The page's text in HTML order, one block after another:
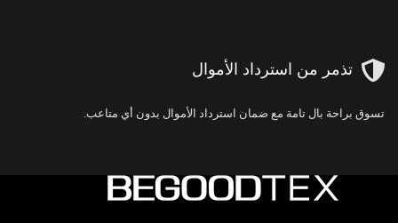
تذمر من استرداد الأموال
تسوق براحة بال تامة مع ضمان استرداد الأموال بدون أي متاعب.